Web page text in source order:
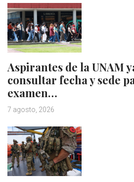
Aspirantes de la UNAM
consultar fecha y sede
examen…
7 agosto, 2026